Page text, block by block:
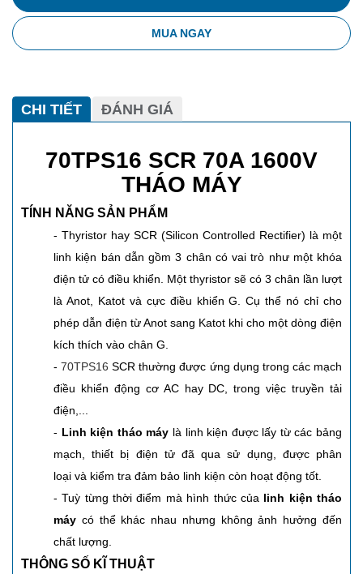
MUA NGAY
CHI TIẾT ĐÁNH GIÁ
70TPS16 SCR 70A 1600V
THÁO MÁY
TÍNH NĂNG SẢN PHẨM
- Thyristor hay SCR (Silicon Controlled Rectifier) là một
linh kiện bán dẫn gồm 3 chân có vai trò như một khóa
điện tử có điều khiển. Một thyristor sẽ có 3 chân lần lượt
là Anot, Katot và cực điều khiển G. Cụ thể nó chỉ cho
phép dẫn điện từ Anot sang Katot khi cho một dòng điện
kích thích vào chân G.
-70TPS16 SCR thường được ứng dụng trong các mạch
điều khiển động cơ AC hay DC, trong việc truyền tải
điện,...
- Linh kiện tháo máy là linh kiện được lấy từ các bảng
mạch, thiết bị điện tử đã qua sử dụng, được phân
loại và kiểm tra đảm bảo linh kiện còn hoạt động tốt.
- Tuỳ từng thời điểm mà hình thức của linh kiện tháo
máy có thể khác nhau nhưng không ảnh hưởng đến
chất lượng.
THÔNG SỐ KĨ THUẬT